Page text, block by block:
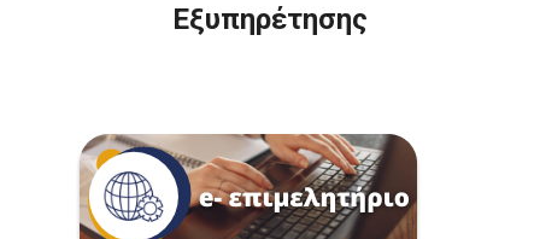
Εξυπηρέτησης